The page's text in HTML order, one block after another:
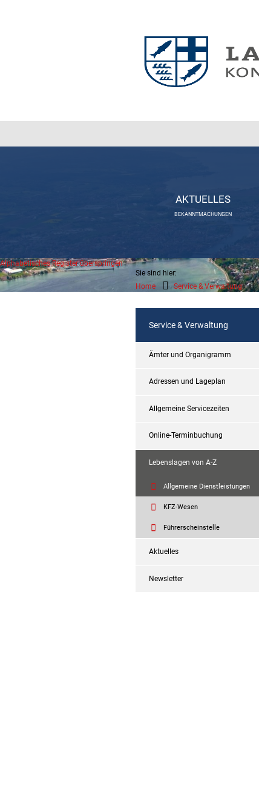
AKTUELLES
BEKANNTMACHUNGEN
Sie sind hier:
Home
Service & Verwaltung
Service & Verwaltung
Ämter und Organigramm
Adressen und Lageplan
Allgemeine Servicezeiten
Online-Terminbuchung
Lebenslagen von A-Z
Allgemeine Dienstleistungen
KFZ-Wesen
Führerscheinstelle
Aktuelles
Newsletter
Alphabetisches Register überspringen